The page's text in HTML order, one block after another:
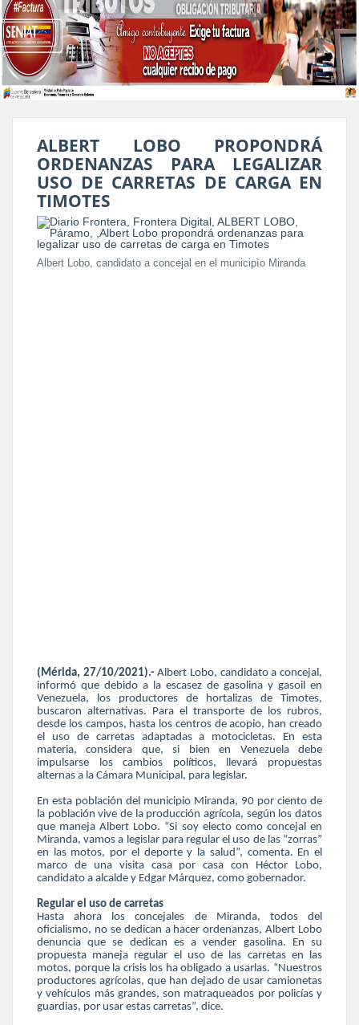
ALBERT LOBO PROPONDRÁ
ORDENANZAS PARA LEGALIZAR
USO DE CARRETAS DE CARGA EN
TIMOTES
Albert Lobo, candidato a concejal en el municipìo Miranda
(Mérida, 27/10/2021).-Albert Lobo, candidato a concejal,
informó que debido a la escasez de gasolina y gasoil en
Venezuela, los productores de hortalizas de Timotes,
buscaron alternativas. Para el transporte de los rubros,
desde los campos, hasta los centros de acopio, han creado
el uso de carretas adaptadas a motocicletas. En esta
materia, considera que, si bien en Venezuela debe
impulsarse los cambios políticos, llevará propuestas
alternas a la Cámara Municipal, para legislar.
En esta población del municipio Miranda, 90 por ciento de
la población vive de la producción agrícola, según los datos
que maneja Albert Lobo. “Si soy electo como concejal en
Miranda, vamos a legislar para regular el uso de las “zorras”
en las motos, por el deporte y la salud”, comenta. En el
marco de una visita casa por casa con Héctor Lobo,
candidato a alcalde y Edgar Márquez, como gobernador.
Regular el uso de carretas
Hasta ahora los concejales de Miranda, todos del
oficialismo, no se dedican a hacer ordenanzas, Albert Lobo
denuncia que se dedican es a vender gasolina. En su
propuesta maneja regular el uso de las carretas en las
motos, porque la crisis los ha obligado a usarlas. “Nuestros
productores agrícolas, que han dejado de usar camionetas
y vehículos más grandes, son matraqueados por policías y
guardias, por usar estas carretas”, dice.